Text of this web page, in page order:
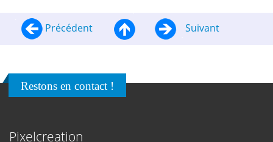
Précédent Suivant
Restons en contact !
Pixelcreation